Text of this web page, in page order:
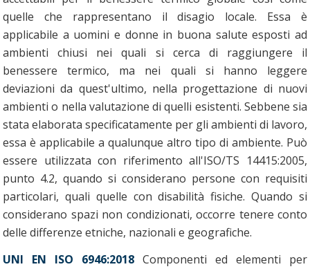
quelle che rappresentano il disagio locale. Essa è
applicabile a uomini e donne in buona salute esposti ad
ambienti chiusi nei quali si cerca di raggiungere il
benessere termico, ma nei quali si hanno leggere
deviazioni da quest'ultimo, nella progettazione di nuovi
ambienti o nella valutazione di quelli esistenti. Sebbene sia
stata elaborata specificatamente per gli ambienti di lavoro,
essa è applicabile a qualunque altro tipo di ambiente. Può
essere utilizzata con riferimento all'ISO/TS 14415:2005,
punto 4.2, quando si considerano persone con requisiti
particolari, quali quelle con disabilità fisiche. Quando si
considerano spazi non condizionati, occorre tenere conto
delle differenze etniche, nazionali e geografiche.
UNI EN ISO 6946:2018 Componenti ed elementi per